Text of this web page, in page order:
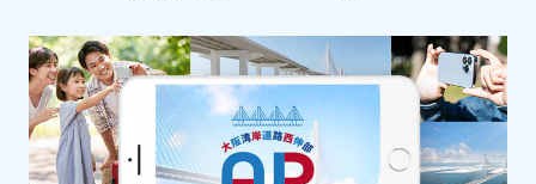
兵庫ベイエリア
動物園・植物園・水族館
神戸須磨シーワールド